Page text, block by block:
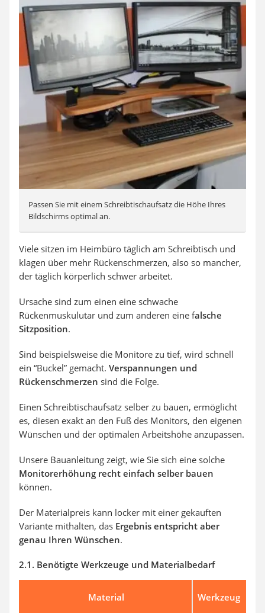
Passen Sie mit einem Schreibtischaufsatz die Höhe Ihres
Bildschirms optimal an.
Viele sitzen im Heimbüro täglich am Schreibtisch und
klagen über mehr Rückenschmerzen, also so mancher,
der täglich körperlich schwer arbeitet.
Ursache sind zum einen eine schwache
Rückenmuskulutar und zum anderen eine falsche
Sitzposition.
Sind beispielsweise die Monitore zu tief, wird schnell
ein “Buckel” gemacht. Verspannungen und
Rückenschmerzen sind die Folge.
Einen Schreibtischaufsatz selber zu bauen, ermöglicht
es, diesen exakt an den Fuß des Monitors, den eigenen
Wünschen und der optimalen Arbeitshöhe anzupassen.
Unsere Bauanleitung zeigt, wie Sie sich eine solche
Monitorerhöhung recht einfach selber bauen
können.
Der Materialpreis kann locker mit einer gekauften
Variante mithalten, das Ergebnis entspricht aber
genau Ihren Wünschen.
2.1. Benötigte Werkzeuge und Materialbedarf
Material Werkzeug